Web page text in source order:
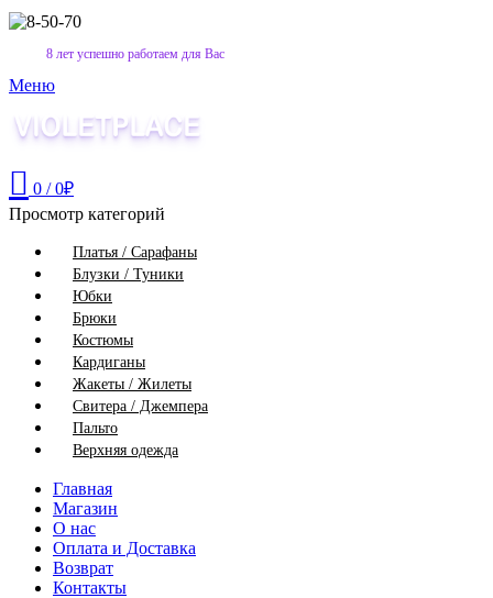
8 лет успешно работаем для Вас
Меню
0 / 0₽
Просмотр категорий
Платья / Сарафаны
Блузки / Туники
Юбки
Брюки
Костюмы
Кардиганы
Жакеты / Жилеты
Свитера / Джемпера
Пальто
Верхняя одежда
Главная
Магазин
О нас
Оплата и Доставка
Возврат
Контакты